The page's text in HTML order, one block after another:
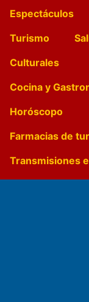
Espectáculos
Turismo
Culturales
Cocina y
Horóscopo
Farmacias de
Transmisiones